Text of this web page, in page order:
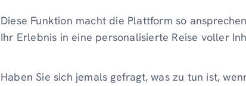
Diese Funktion macht die Plattform so
Ihr Erlebnis in eine personalisierte Reise voller
Haben Sie sich jemals gefragt, was zu tun ist,